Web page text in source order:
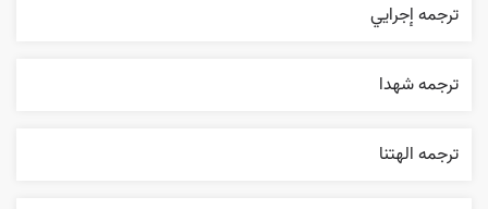
ترجمه إجرایي
ترجمه شهدا
ترجمه الهتنا